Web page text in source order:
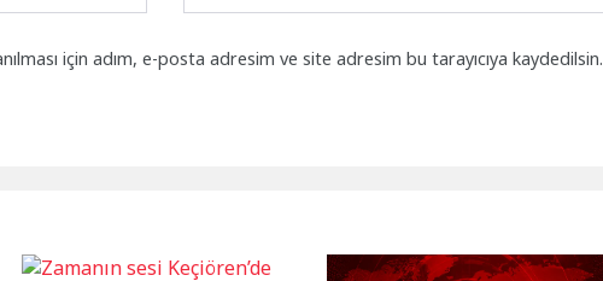
için adım, e-posta adresim ve site adresim bu tarayıcıya kaydedilsin.